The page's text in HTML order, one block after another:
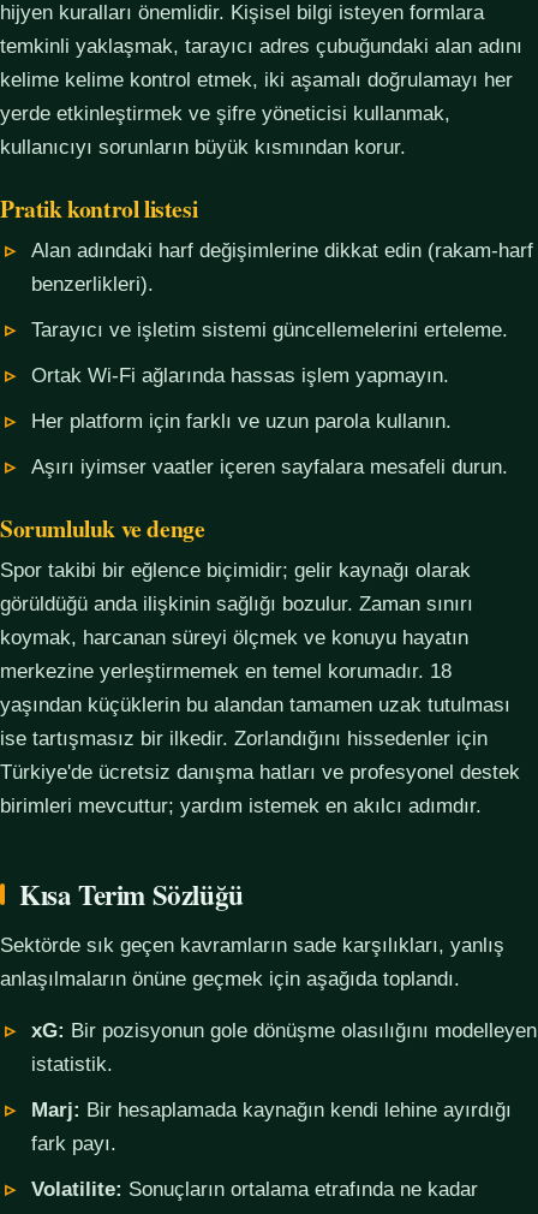
hijyen kuralları önemlidir. Kişisel bilgi isteyen formlara
temkinli yaklaşmak, tarayıcı adres çubuğundaki alan adını
kelime kelime kontrol etmek, iki aşamalı doğrulamayı her
yerde etkinleştirmek ve şifre yöneticisi kullanmak,
kullanıcıyı sorunların büyük kısmından korur.
Pratik kontrol listesi
Alan adındaki harf değişimlerine dikkat edin (rakam-harf
benzerlikleri).
Tarayıcı ve işletim sistemi güncellemelerini erteleme.
Ortak Wi-Fi ağlarında hassas işlem yapmayın.
Her platform için farklı ve uzun parola kullanın.
Aşırı iyimser vaatler içeren sayfalara mesafeli durun.
Sorumluluk ve denge
Spor takibi bir eğlence biçimidir; gelir kaynağı olarak
görüldüğü anda ilişkinin sağlığı bozulur. Zaman sınırı
koymak, harcanan süreyi ölçmek ve konuyu hayatın
merkezine yerleştirmemek en temel korumadır. 18
yaşından küçüklerin bu alandan tamamen uzak tutulması
ise tartışmasız bir ilkedir. Zorlandığını hissedenler için
Türkiye'de ücretsiz danışma hatları ve profesyonel destek
birimleri mevcuttur; yardım istemek en akılcı adımdır.
Kısa Terim Sözlüğü
Sektörde sık geçen kavramların sade karşılıkları, yanlış
anlaşılmaların önüne geçmek için aşağıda toplandı.
xG: Bir pozisyonun gole dönüşme olasılığını modelleyen
istatistik.
Marj: Bir hesaplamada kaynağın kendi lehine ayırdığı
fark payı.
Volatilite: Sonuçların ortalama etrafında ne kadar